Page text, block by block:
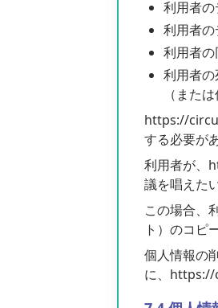
利用者の
利用者の
利用者
利用者
（また
https://
する必要が
利用者が、
議を唱えた
この場合、
ト）のコピ
個人情報の
に、https://